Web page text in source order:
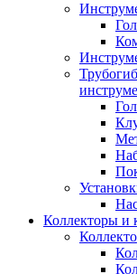
Коллекторы и